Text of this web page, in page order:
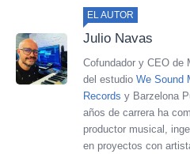
EL AUTOR
Julio Navas
Cofundador y CEO de
del estudio We Sound
Records y Barzelona
años de carrera ha
productor musical,
en proyectos con